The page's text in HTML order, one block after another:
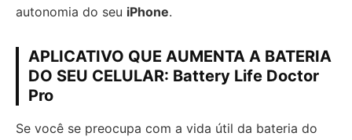
autonomia do seu iPhone.
APLICATIVO QUE AUMENTA A BATERIA
DO SEU CELULAR: Battery Life Doctor
Pro
Se você se preocupa com a vida útil da bateria do